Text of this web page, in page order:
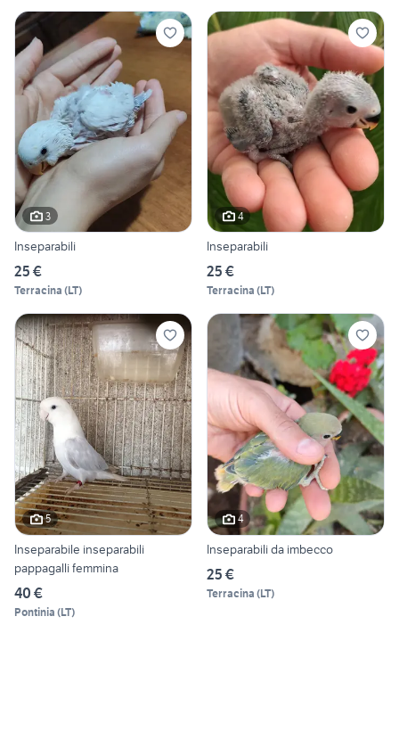
3
Inseparabili
25 €
Terracina (LT)
4
Inseparabili
25 €
Terracina (LT)
5
Inseparabile inseparabili
pappagalli femmina
40 €
Pontinia (LT)
4
Inseparabili da imbecco
25 €
Terracina (LT)